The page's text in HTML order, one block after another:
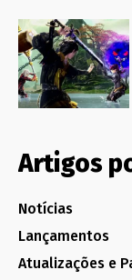
Artigos
Notícias
Lançamentos
Atualizações e